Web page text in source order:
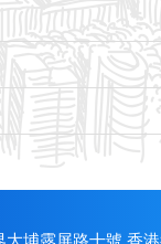
大埔露屏路十號 香